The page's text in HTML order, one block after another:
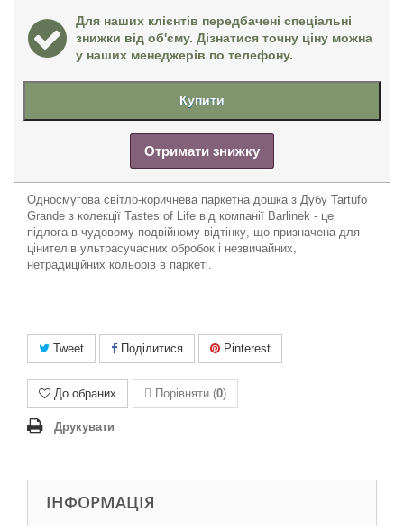
Для наших клієнтів передбачені спеціальні
знижки від об'єму. Дізнатися точну ціну можна
у наших менеджерів по телефону.
Купити
Отримати знижку
Односмугова світло-коричнева паркетна дошка з Дубу Tartufo
Grande з колекції Tastes of Life від компанії Barlinek - це
підлога в чудовому подвійному відтінку, що призначена для
цінителів ультрасучасних обробок і незвичайних,
нетрадиційних кольорів в паркеті.
Tweet Поділитися Pinterest
До обраних Порівняти (0)
Друкувати
ІНФОРМАЦІЯ